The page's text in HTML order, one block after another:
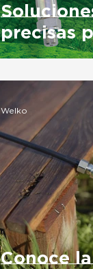
precisas
Conoce
Welko